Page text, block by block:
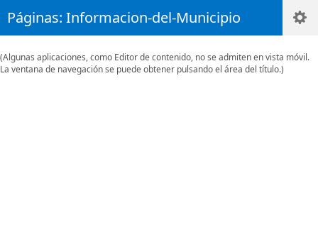
Páginas: Informacion-del-Municipio
(Algunas aplicaciones, como Editor de contenido, no se admiten en vista móvil.
La ventana de navegación se puede obtener pulsando el área del título.)